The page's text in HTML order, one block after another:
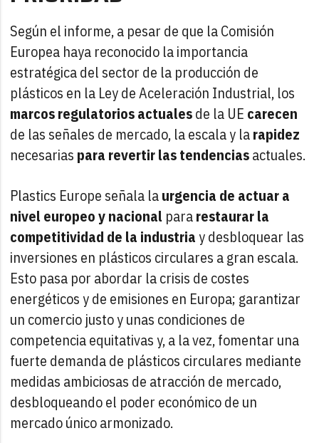
Según el informe, a pesar de que la Comisión
Europea haya reconocido la importancia
estratégica del sector de la producción de
plásticos en la Ley de Aceleración Industrial, los
marcos regulatorios actualesde la UE carecen
de las señales de mercado, la escala y larapidez
necesarias para revertir las tendenciasactuales.
Plastics Europe señala laurgencia de actuar a
nivel europeo y nacional pararestaurar la
competitividad de la industriay desbloquear las
inversiones en plásticos circulares a gran escala.
Esto pasa por abordar la crisis de costes
energéticos y de emisiones en Europa; garantizar
un comercio justo y unas condiciones de
competencia equitativas y, a la vez, fomentar una
fuerte demanda de plásticos circulares mediante
medidas ambiciosas de atracción de mercado,
desbloqueando el poder económico de un
mercado único armonizado.